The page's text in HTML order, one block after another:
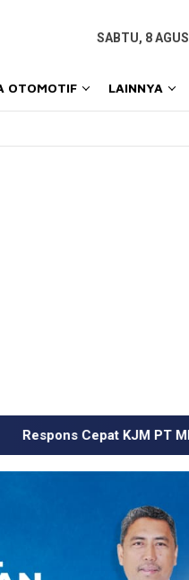
SABTU, 8
OTOMOTIF LAINNYA
Pipa Bocor hingga